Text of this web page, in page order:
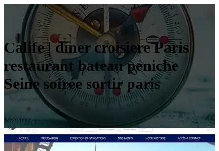
Calife | diner croisiere Paris
restaurant bateau peniche
Seine soirée sortir paris